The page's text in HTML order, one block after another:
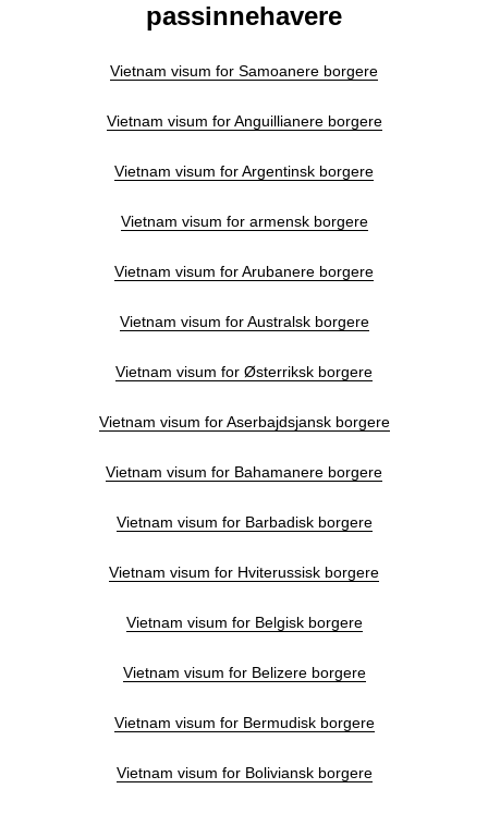
passinnehavere
Vietnam visum for Samoanere borgere
Vietnam visum for Anguillianere borgere
Vietnam visum for Argentinsk borgere
Vietnam visum for armensk borgere
Vietnam visum for Arubanere borgere
Vietnam visum for Australsk borgere
Vietnam visum for Østerriksk borgere
Vietnam visum for Aserbajdsjansk borgere
Vietnam visum for Bahamanere borgere
Vietnam visum for Barbadisk borgere
Vietnam visum for Hviterussisk borgere
Vietnam visum for Belgisk borgere
Vietnam visum for Belizere borgere
Vietnam visum for Bermudisk borgere
Vietnam visum for Boliviansk borgere